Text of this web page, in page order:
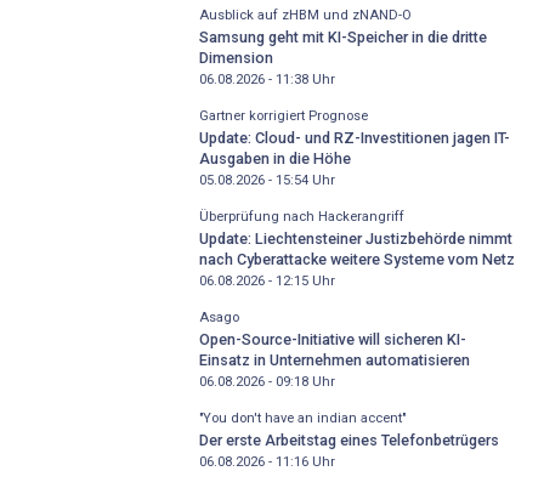
Ausblick auf zHBM und zNAND-O
Samsung geht mit KI-Speicher in die dritte
Dimension
06.08.2026 - 11:38Uhr
Gartner korrigiert Prognose
Update: Cloud- und RZ-Investitionen jagen IT-
Ausgaben in die Höhe
05.08.2026 - 15:54Uhr
Überprüfung nach Hackerangriff
Update: Liechtensteiner Justizbehörde nimmt
nach Cyberattacke weitere Systeme vom Netz
06.08.2026 - 12:15Uhr
Asago
Open-Source-Initiative will sicheren KI-
Einsatz in Unternehmen automatisieren
06.08.2026 - 09:18Uhr
"You don't have an indian accent"
Der erste Arbeitstag eines Telefonbetrügers
06.08.2026 - 11:16Uhr